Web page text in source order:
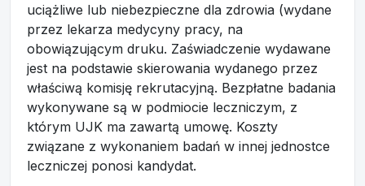
uciążliwe lub niebezpieczne dla zdrowia (wydane
przez lekarza medycyny pracy, na
obowiązującym druku. Zaświadczenie wydawane
jest na podstawie skierowania wydanego przez
właściwą komisję rekrutacyjną. Bezpłatne badania
wykonywane są w podmiocie leczniczym, z
którym UJK ma zawartą umowę. Koszty
związane z wykonaniem badań w innej jednostce
leczniczej ponosi kandydat.